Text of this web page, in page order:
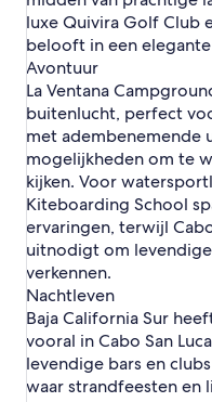
n
i
n
S
a
n
J
s
é
d
e
l
C
a
b
o
d
e
l
C
a
o
u
i
z
e
n
i
n
B
u
n
a
v
i
s
t
luxe Quivira Golf Club
belooft in een
Avontuur
La Ventana
buitenlucht, perfect
met adembenemende
mogelijkheden om te
kijken. Voor
Kiteboarding School
ervaringen, terwijl
uitnodigt om
verkennen.
Nachtleven
Baja California Sur
vooral in Cabo San
levendige bars en
waar strandfeesten en